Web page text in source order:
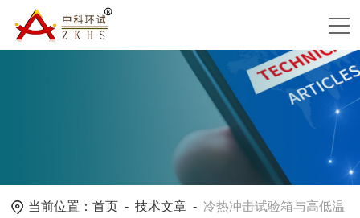
当前位置：首页 -技术文章 - 冷热冲击试验箱与高低温